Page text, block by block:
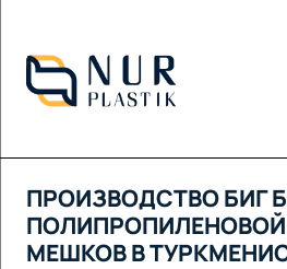
ПРОИЗВОДСТВО БИГ
ПОЛИПРОПИЛЕНОВОЙ
МЕШКОВ В